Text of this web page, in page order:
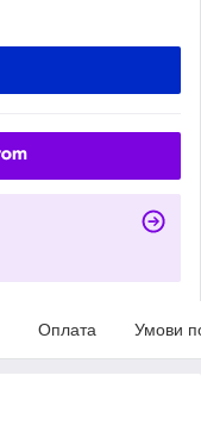
Оплата Умови